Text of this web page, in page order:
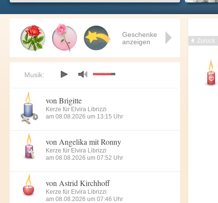
Zurück
Geschenke
anzeigen
Musik:
von Brigitte
Kerze für Elvira Librizzi
am 08.08.2026 um 13:15 Uhr
von Angelika mit Ronny
Kerze für Elvira Librizzi
am 08.08.2026 um 07:52 Uhr
von Astrid Kirchhoff
Kerze für Elvira Librizzi
am 08.08.2026 um 07:46 Uhr